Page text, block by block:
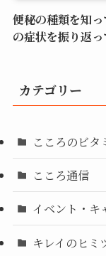
便秘の種類を知
の症状を振り返っ
カテゴリー
こころのビ
こころ通信
イベント・キ
キレイのヒミ